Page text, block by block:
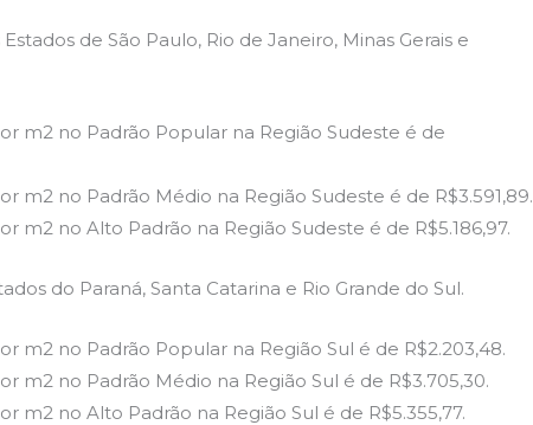
de São Paulo, Rio de Janeiro, Minas Gerais e
m2 no Padrão Popular na Região Sudeste é de
m2 no Padrão Médio na Região Sudeste é de R$3.591,89.
m2 no Alto Padrão na Região Sudeste é de R$5.186,97.
do Paraná, Santa Catarina e Rio Grande do Sul.
m2 no Padrão Popular na Região Sul é de R$2.203,48.
m2 no Padrão Médio na Região Sul é de R$3.705,30.
m2 no Alto Padrão na Região Sul é de R$5.355,77.